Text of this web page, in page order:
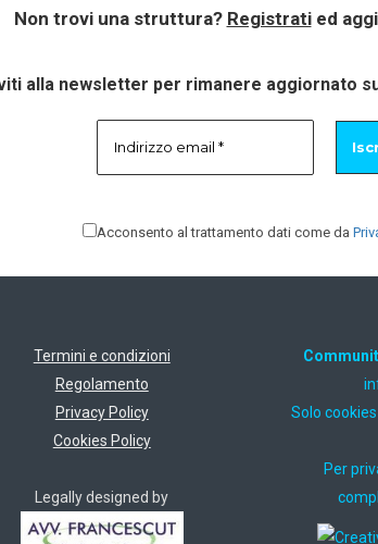
Non trovi una struttura? Registratied
alla newsletter per rimanere aggiornato
Acconsento al trattamento dati come da
Termini e condizioni
Regolamento
Privacy Policy
Cookies Policy
Legally designed by
Solo
Per